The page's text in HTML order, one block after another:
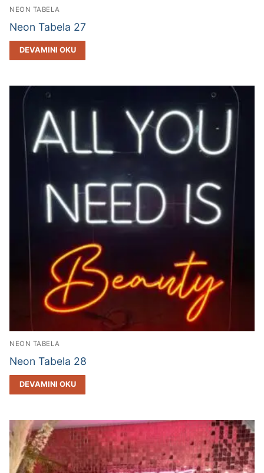
NEON TABELA
Neon Tabela 27
DEVAMINI OKU
NEON TABELA
Neon Tabela 28
DEVAMINI OKU